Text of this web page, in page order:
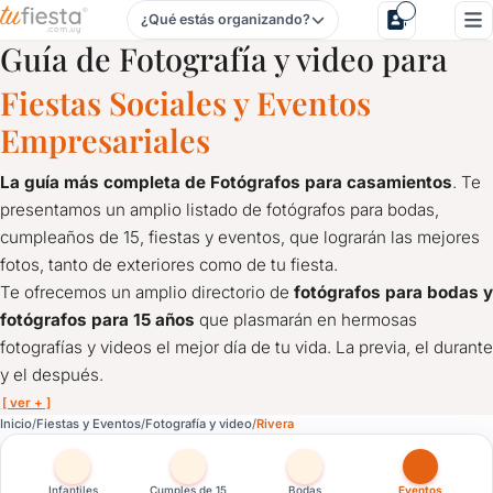
Fotografía y video para Fiestas y Eventos en Rivera
¿Qué estás organizando?
Guía de Fotografía y video para
Fiestas Sociales y Eventos
Empresariales
La guía más completa de Fotógrafos para casamientos. Te
presentamos un amplio listado de fotógrafos para bodas,
cumpleaños de 15, fiestas y eventos, que lograrán las mejores
fotos, tanto de exteriores como de tu fiesta.
Te ofrecemos un amplio directorio de fotógrafos para bodas y
fotógrafos para 15 años que plasmarán en hermosas
fotografías y videos el mejor día de tu vida. La previa, el durante
y el después.
[ ver + ]
Inicio Fiestas y Eventos Fotografía y video Rivera
Infantiles Cumples de 15 Bodas Eventos
Fotografía y video para Fiestas y Eventos en Rivera
La guía más completa de Fotógrafos para casamientos
Te ofrecemos un amplio directorio defotógrafos para bodas